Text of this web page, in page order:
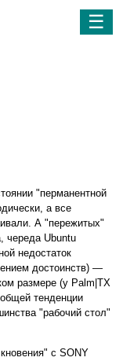
☰
"перманентной
а все
А "пережитых"
череда Ubuntu
недостаток
достоинств) —
размере (у Palm|TX
тенденции
"рабочий стол"
с SONY